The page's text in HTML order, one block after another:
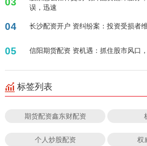
误，迅速
04 长沙配资开户 资纠纷案：投资受损者
05 信阳期货配资 资机遇：抓住股市风口
标签列表
期货配资鑫东财配资
个人炒股配资 权